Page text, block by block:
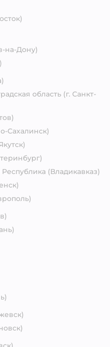
на-Дону)
область (г. Санкт-
Сахалинск)
(Владикавказ)